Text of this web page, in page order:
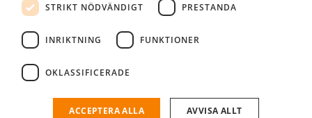
F.A.Q.
StudentJob International är ett dotterbolag till YoungCapital • ©
2026 • Alla rättigheter förbehålls •
Sekretesspolicy StudentJob SE score 4.5 - 2 reviews
STRIKT NÖDVÄNDIGT PRESTANDA
INRIKTNING FUNKTIONER
OKLASSIFICERADE
ACCEPTERA ALLA AVVISA ALLT